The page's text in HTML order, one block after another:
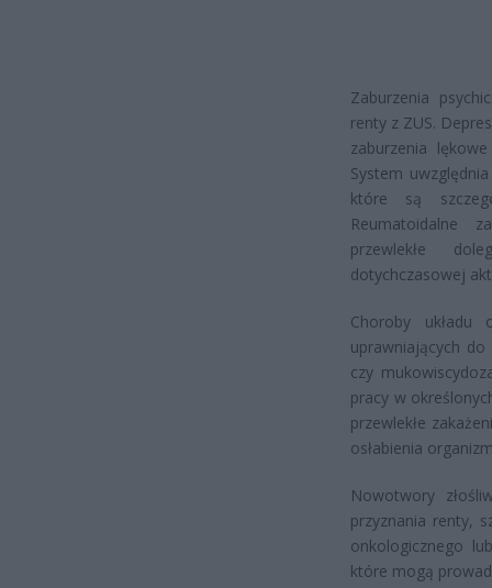
Zaburzenia
renty z ZUS.
zaburzenia
System
które są
Reumatoidalne
przewlekłe
dotychczasowej
Choroby układu
uprawniających
czy
pracy w
przewlekłe
osłabienia
Nowotwory
przyznania renty,
onkologicznego
które mogą